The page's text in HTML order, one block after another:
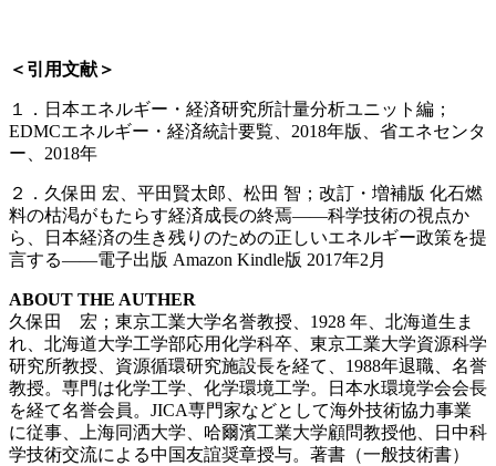
＜引用文献＞
１．日本エネルギー・経済研究所計量分析ユニット編；
EDMCエネルギー・経済統計要覧、2018年版、省エネセンタ
ー、2018年
２．久保田 宏、平田賢太郎、松田 智；改訂・増補版 化石燃
料の枯渇がもたらす経済成長の終焉――科学技術の視点か
ら、日本経済の生き残りのための正しいエネルギー政策を提
言する――電子出版 Amazon Kindle版 2017年2月
ABOUT THE AUTHER
久保田 宏；東京工業大学名誉教授、1928 年、北海道生ま
れ、北海道大学工学部応用化学科卒、東京工業大学資源科学
研究所教授、資源循環研究施設長を経て、1988年退職、名誉
教授。専門は化学工学、化学環境工学。日本水環境学会会長
を経て名誉会員。JICA専門家などとして海外技術協力事業
に従事、上海同洒大学、哈爾濱工業大学顧問教授他、日中科
学技術交流による中国友誼奨章授与。著書（一般技術書）